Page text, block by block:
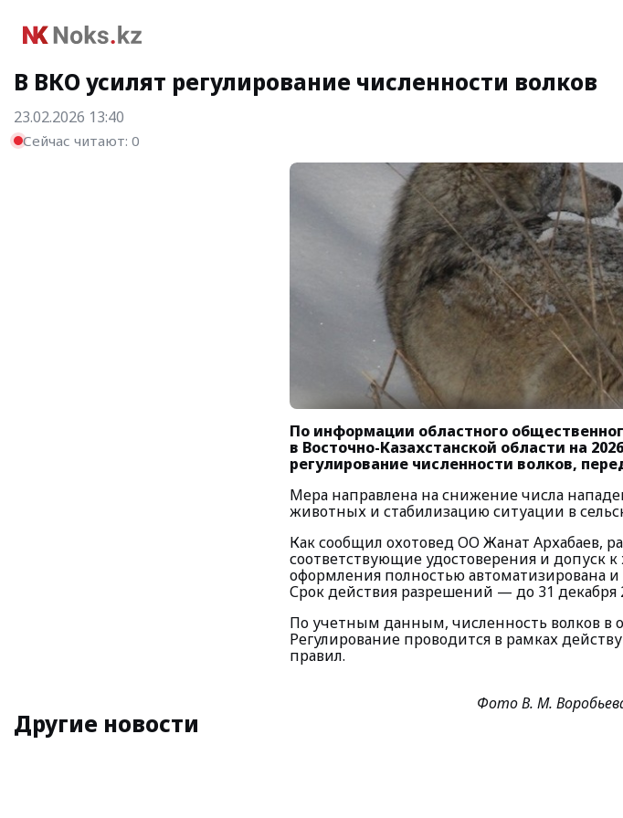
В ВКО усилят регулирование численности волков
23.02.2026 13:40
Сейчас читают: 0
По информации областного
в Восточно-Казахстанской области на
регулирование численности волков,
Мера направлена на снижение числа
животных и стабилизацию ситуации в
Как сообщил охотовед ОО Жанат Архабаев,
соответствующие удостоверения и
оформления полностью автоматизирована и
Срок действия разрешений — до 31 декабря
По учетным данным, численность волков в
Регулирование проводится в рамках
правил.
Фото В. М.
Другие новости